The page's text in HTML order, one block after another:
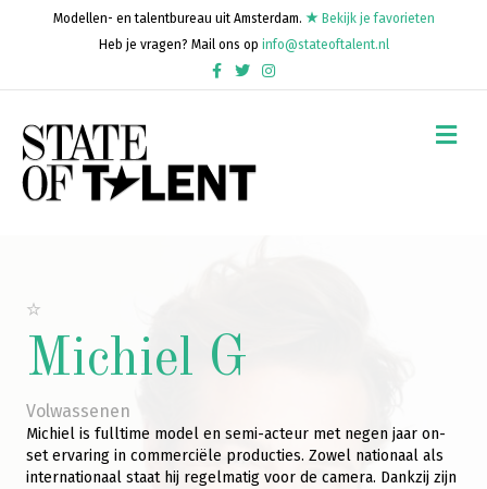
Modellen- en talentbureau uit Amsterdam.
Bekijk je favorieten
Heb je vragen? Mail ons op info@stateoftalent.nl
FacebookTwitterInstagram
Michiel G
Volwassenen
Michiel is fulltime model en semi-acteur met negen jaar on-
set ervaring in commerciële producties. Zowel nationaal als
internationaal staat hij regelmatig voor de camera. Dankzij zijn